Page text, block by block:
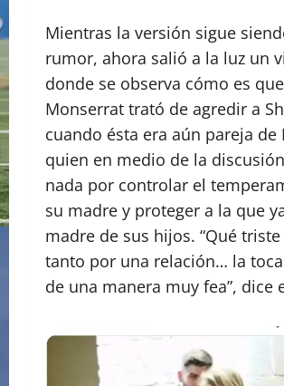
Mientras la versión sigue
rumor, ahora salió a la luz un
donde se observa cómo es que
Monserrat trató de agredir a
cuando ésta era aún pareja de
quien en medio de la
nada por controlar el
su madre y proteger a la que
madre de sus hijos. “Qué
tanto por una relación… la
de una manera muy fea”, dice